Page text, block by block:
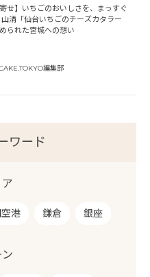
寄せ】いちごのおいしさを、まっすぐ
清「仙台いちごのチーズカタラー
られた宮城への想い
編集部
ワード
港 鎌倉 銀座
ン